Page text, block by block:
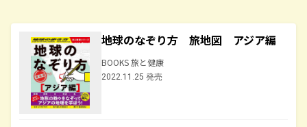
地球のなぞり方 旅地図 アジア編
BOOKS 旅と健康
2022.11.25 発売